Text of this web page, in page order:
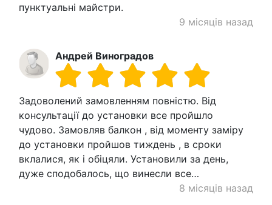
пунктуальні майстри.
9 місяців назад
Андрей Виноградов
Задоволений замовленням повністю. Від
консультації до установки все пройшло
чудово. Замовляв балкон , від моменту заміру
до установки пройшов тиждень , в сроки
вклалися, як і обіцяли. Установили за день,
дуже сподобалось, що винесли все…
8 місяців назад